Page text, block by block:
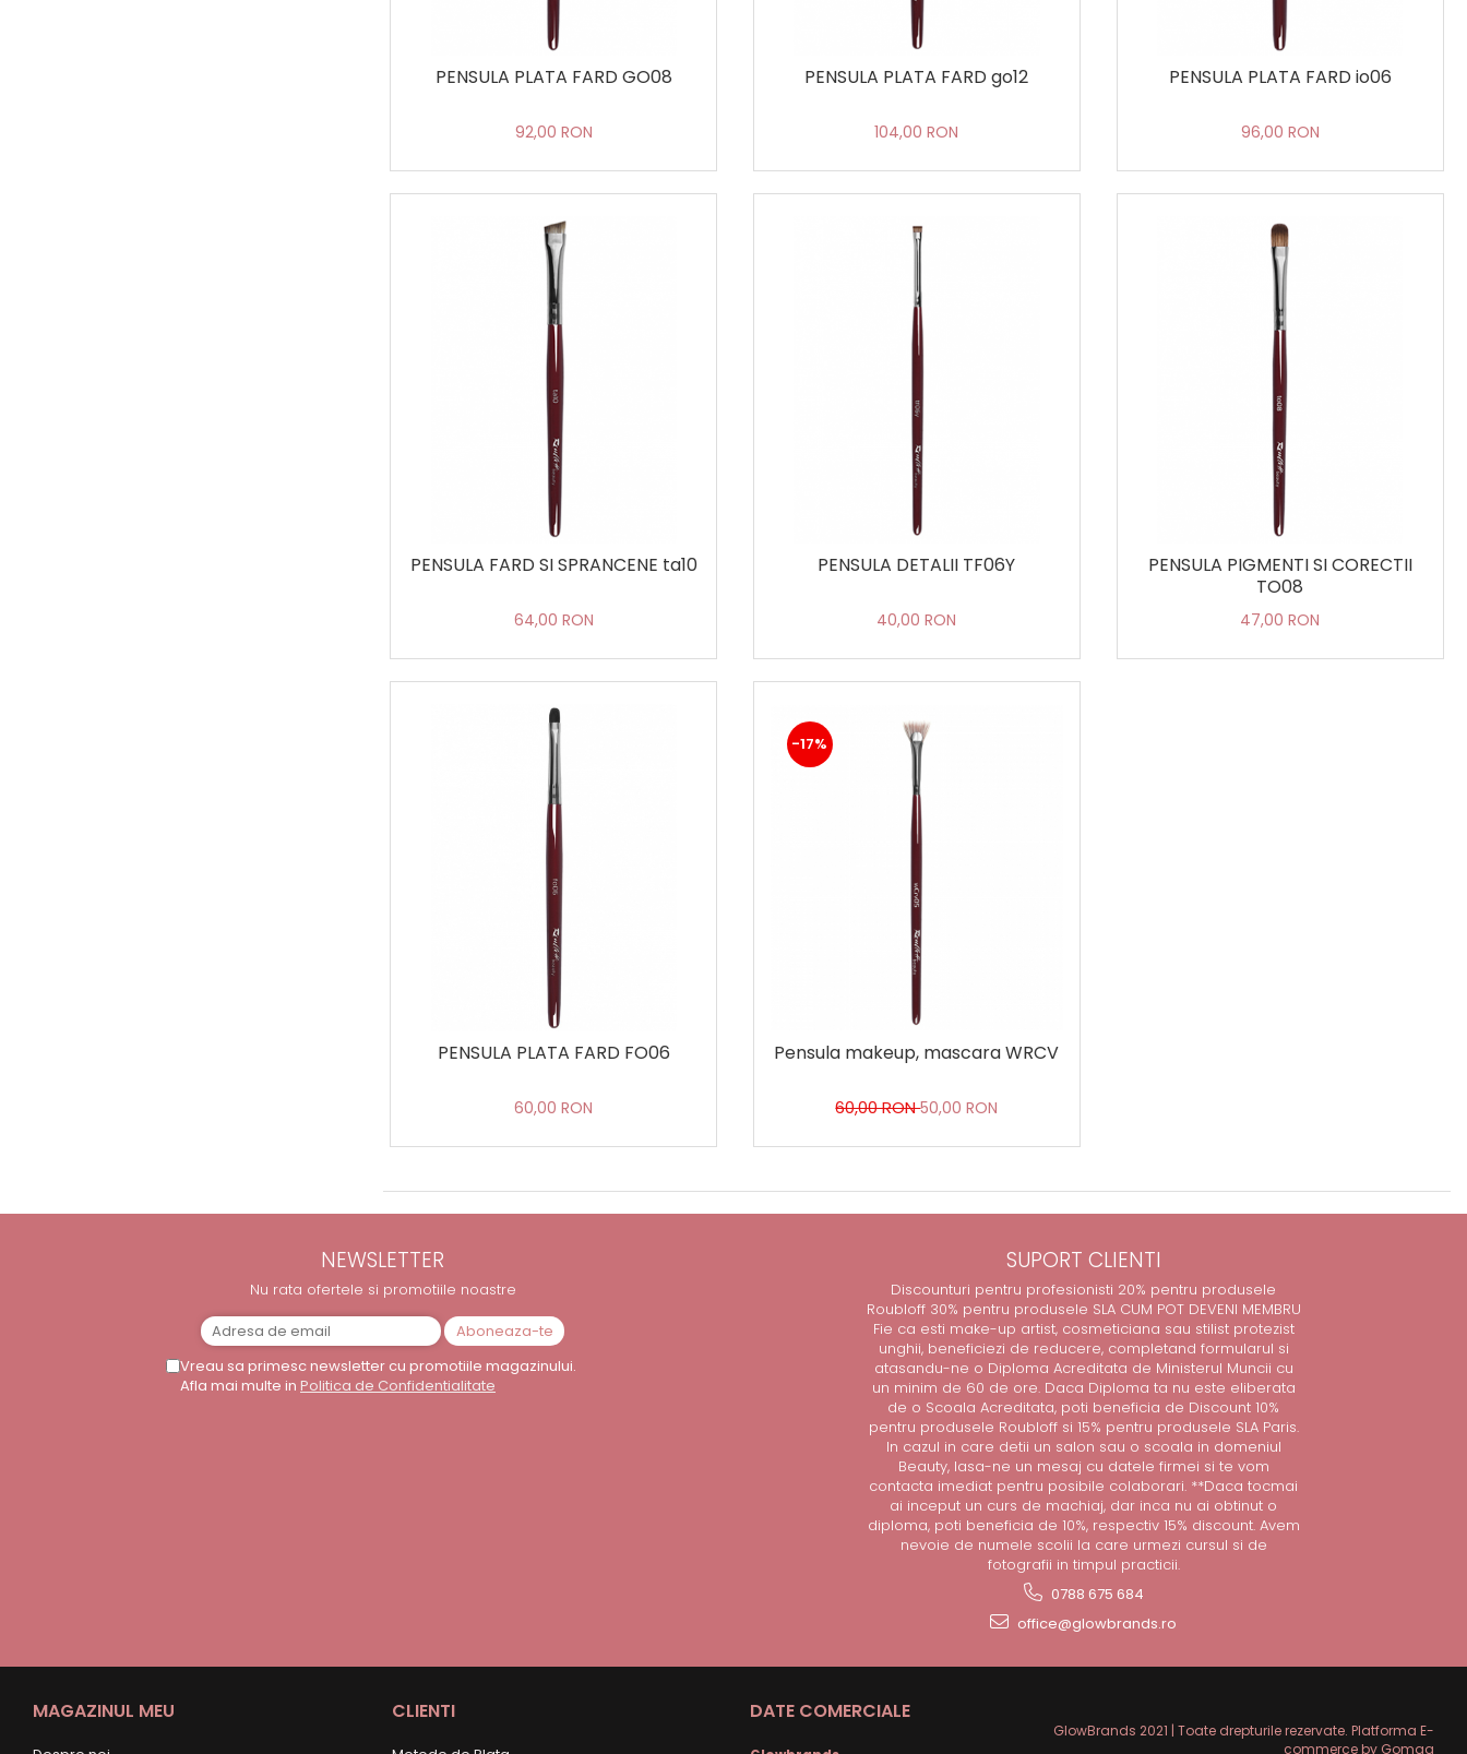
PENSULA PLATA FARD GO08
92,00 RON
PENSULA PLATA FARD go12
104,00 RON
PENSULA PLATA FARD io06
96,00 RON
PENSULA FARD SI SPRANCENE ta10
64,00 RON
PENSULA DETALII TF06Y
40,00 RON
PENSULA PIGMENTI SI CORECTII
TO08
47,00 RON
PENSULA PLATA FARD FO06
60,00 RON
-17%
Pensula makeup, mascara WRCV
60,00 RON50,00 RON
NEWSLETTER
Nu rata ofertele si promotiile noastre
Vreau sa primesc newsletter cu promotiile magazinului.
Afla mai multe in Politica de Confidentialitate
SUPORT CLIENTI
Discounturi pentru profesionisti 20% pentru produsele
Roubloff 30% pentru produsele SLA CUM POT DEVENI MEMBRU
Fie ca esti make-up artist, cosmeticiana sau stilist protezist
unghii, beneficiezi de reducere, completand formularul si
atasandu-ne o Diploma Acreditata de Ministerul Muncii cu
un minim de 60 de ore. Daca Diploma ta nu este eliberata
de o Scoala Acreditata, poti beneficia de Discount 10%
pentru produsele Roubloff si 15% pentru produsele SLA Paris.
In cazul in care detii un salon sau o scoala in domeniul
Beauty, lasa-ne un mesaj cu datele firmei si te vom
contacta imediat pentru posibile colaborari. **Daca tocmai
ai inceput un curs de machiaj, dar inca nu ai obtinut o
diploma, poti beneficia de 10%, respectiv 15% discount. Avem
nevoie de numele scolii la care urmezi cursul si de
fotografii in timpul practicii.
0788 675 684
office@glowbrands.ro
MAGAZINUL MEU CLIENTI DATE COMERCIALE
GlowBrands 2021 | Toate drepturile rezervate. Platforma E-
commerce by Gomag